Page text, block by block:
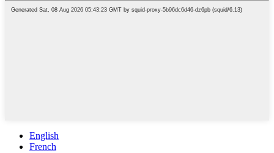
English
French